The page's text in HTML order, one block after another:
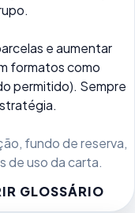
e aumentar
formatos como
permitido). Sempre
fundo de reserva,
de uso da carta.
GLOSSÁRIO